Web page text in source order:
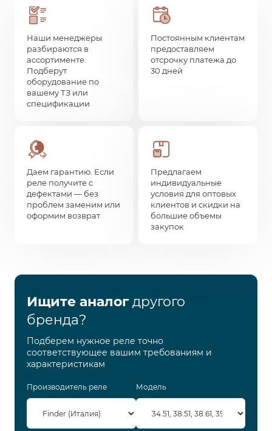
Наши менеджеры
разбираются в
ассортименте.
Подберут
оборудование по
вашему ТЗ или
спецификации
Постоянным клиентам
предоставляем
отсрочку платежа до
30 дней
Даем гарантию. Если
реле получите с
дефектами — без
проблем заменим или
оформим возврат
Предлагаем
индивидуальные
условия для оптовых
клиентов и скидки на
большие объемы
закупок
Ищите аналогдругого
бренда?
Подберем нужное реле точно
соответствующее вашим требованиям и
характеристикам
Производитель реле Модель